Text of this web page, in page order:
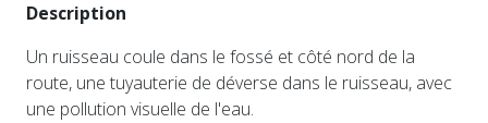
Description
Un ruisseau coule dans le fossé et côté nord de la
route, une tuyauterie de déverse dans le ruisseau, avec
une pollution visuelle de l'eau.